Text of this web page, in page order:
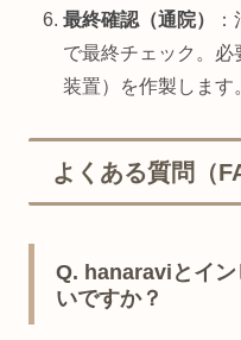
最終確認（通院）
で最終チェック。
装置）を作製します
よくある質問（
Q. hanaraviとイン
いですか？